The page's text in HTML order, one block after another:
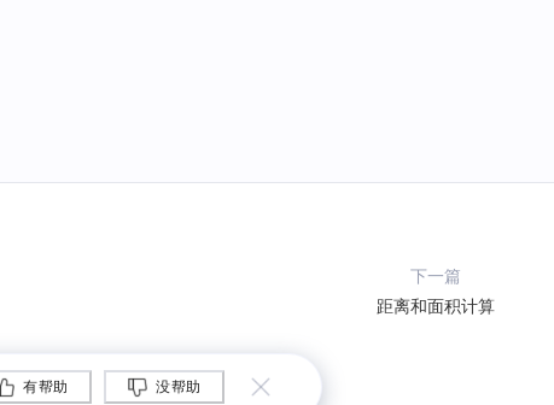
下一篇
距离和面积计算
有帮助 没帮助